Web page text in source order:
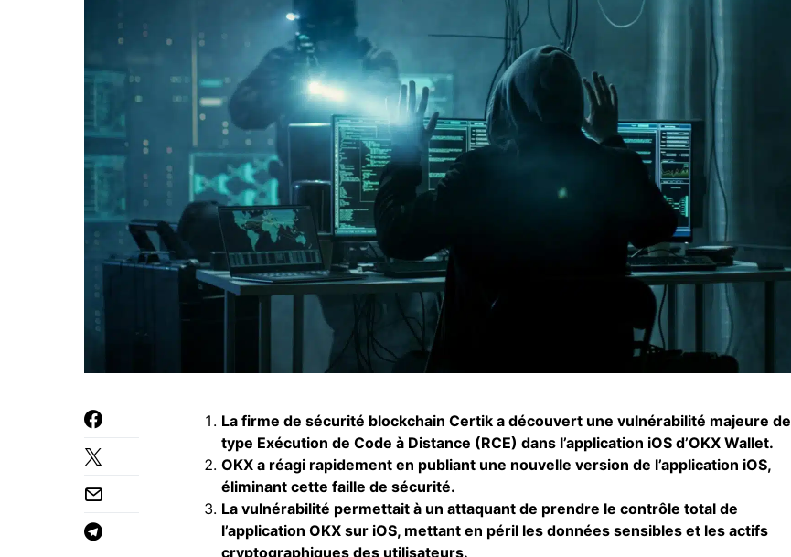
La firme de sécurité blockchain Certik a découvert une vulnérabilité majeure de
type Exécution de Code à Distance (RCE) dans l’application iOS d’OKX Wallet.
OKX a réagi rapidement en publiant une nouvelle version de l’application iOS,
éliminant cette faille de sécurité.
La vulnérabilité permettait à un attaquant de prendre le contrôle total de
l’application OKX sur iOS, mettant en péril les données sensibles et les actifs
cryptographiques des utilisateurs.